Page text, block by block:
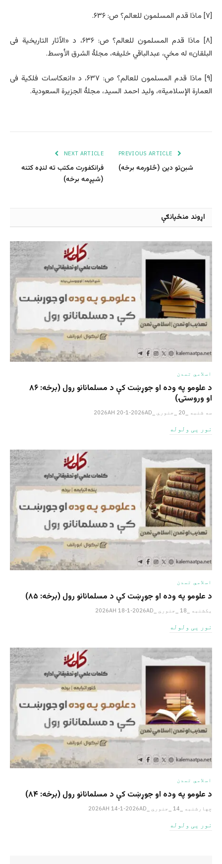
[۷] ماذا قدم المسلمون للعالم؟ ص: ۶۳۶.
[۸] ماذا قدم المسلمون للعالم؟ ص: ۶۳۶، د «الآثار التاریخیة فی
البلقان» له مخې، عبدالباقي خلیفه، مجلۀ الشرق الأوسط.
[۹] ماذا قدم المسلمون للعالم؟ ص: ۶۳۷، د «انعکاسات فلکیة فی
العمارة الإسلامیة»، ولید احمد السید، مجلۀ الجزیرة السعودیة.
شېن‌تو دين (څلورمه برخه)
NEXT ARTICLE
فرانکفورت مکتب ته لنډه کتنه
(شپږمه برخه)
اړوند منځپانګې
اسلامي تمدن
د علومو په وده او جوړښت کې د مسلمانانو رول (برخه: ۸۶
او وروستۍ)
سه شنبه _20 _جنوري _2026AH 20-1-2026AD
نور یی ولوله
اسلامي تمدن
د علومو په وده او جوړښت کې د مسلمانانو رول (برخه: ۸۵)
یکشنبه _18 _جنوري _2026AH 18-1-2026AD
نور یی ولوله
اسلامي تمدن
د علومو په وده او جوړښت کې د مسلمانانو رول (برخه: ۸۴)
چهارشنبه _14 _جنوري _2026AH 14-1-2026AD
نور یی ولوله